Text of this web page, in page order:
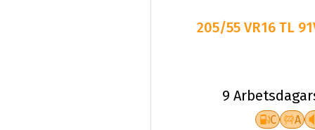
205/55 VR16 TL
9
C A